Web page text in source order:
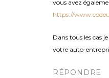
vous avez
https://
Dans tous les cas
votre auto-
RÉPONDRE